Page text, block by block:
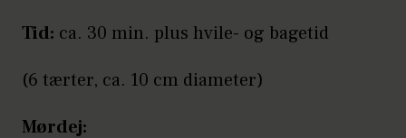
Tid: ca. 30 min. plus hvile- og bagetid
(6 tærter, ca. 10 cm diameter)
Mørdej: